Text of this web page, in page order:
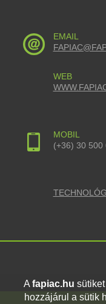
A fapiac.hu
hozzájárul a sütik
EMAIL
WEB
MOBIL
(+36) 30 500